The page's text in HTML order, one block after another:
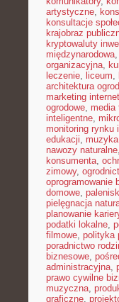
artystyczne,
konsultacje
krajobraz
kryptowaluty
międzynarodowa,
organizacyjna,
leczenie, liceum,
architektura
marketing
ogrodowe, media
inteligentne,
monitoring rynku
edukacji,
nawozy naturalne,
konsumenta,
zimowy,
oprogramowanie
domowe,
pielęgnacja
planowanie
podatki lokalne,
filmowe, polityka
poradnictwo
biznesowe,
administracyjna,
prawo cywilne
muzyczna,
graficzne,